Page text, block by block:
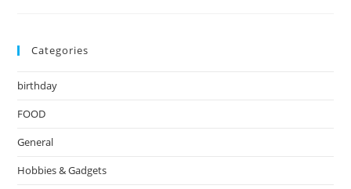
Categories
birthday
FOOD
General
Hobbies & Gadgets